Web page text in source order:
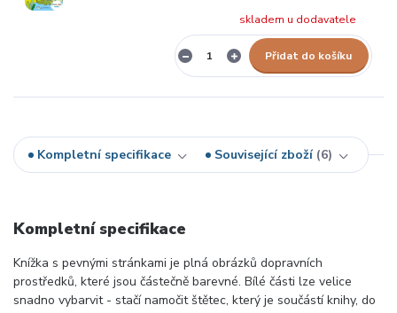
skladem u dodavatele
Přidat do košíku
Kompletní specifikace Související zboží 6
Kompletní specifikace
Knížka s pevnými stránkami je plná obrázků dopravních
prostředků, které jsou částečně barevné. Bílé části lze velice
snadno vybarvit - stačí namočit štětec, který je součástí knihy, do